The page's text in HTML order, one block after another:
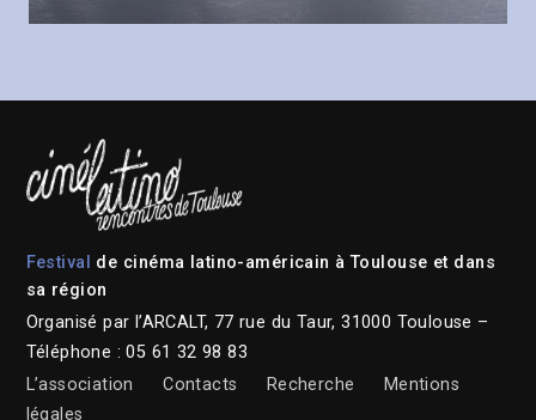
Festival de cinéma latino-américain à Toulouse et dans
sa région
Organisé par l’ARCALT, 77 rue du Taur, 31000 Toulouse –
Téléphone : 05 61 32 98 83
L’association
Contacts Recherche
Mentions
légales